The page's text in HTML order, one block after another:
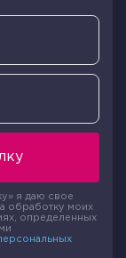
–
в
ленту
я даю свое
обработку моих
определенных